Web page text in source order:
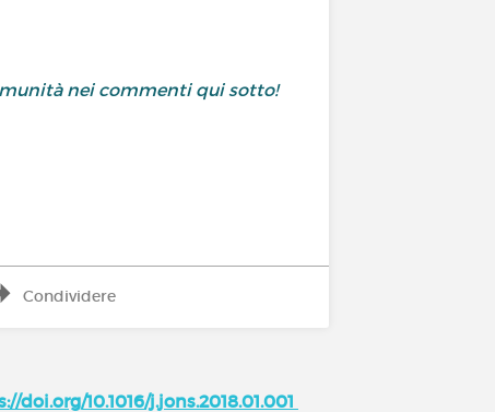
nei commenti qui sotto!
Condividere
doi.org/10.1016/j.jons.2018.01.001